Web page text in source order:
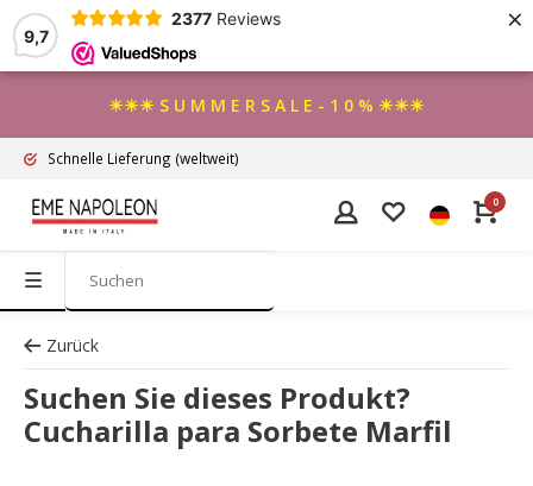
9,7
2377 Reviews ×
☀☀☀ S U M M E R S A L E - 1 0 % ☀☀☀
Schnelle Lieferung (weltweit)
0
Zurück
Suchen Sie dieses Produkt?
Cucharilla para Sorbete Marfil